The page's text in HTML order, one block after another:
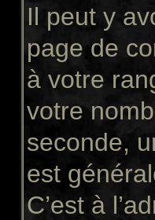
Il peut y
page de
à votre
votre
seconde,
est
C’est à